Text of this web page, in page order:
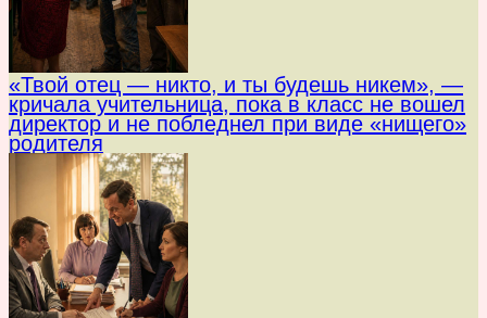
«Твой отец — никто, и ты будешь никем», —
кричала учительница, пока в класс не вошел
директор и не побледнел при виде «нищего»
родителя